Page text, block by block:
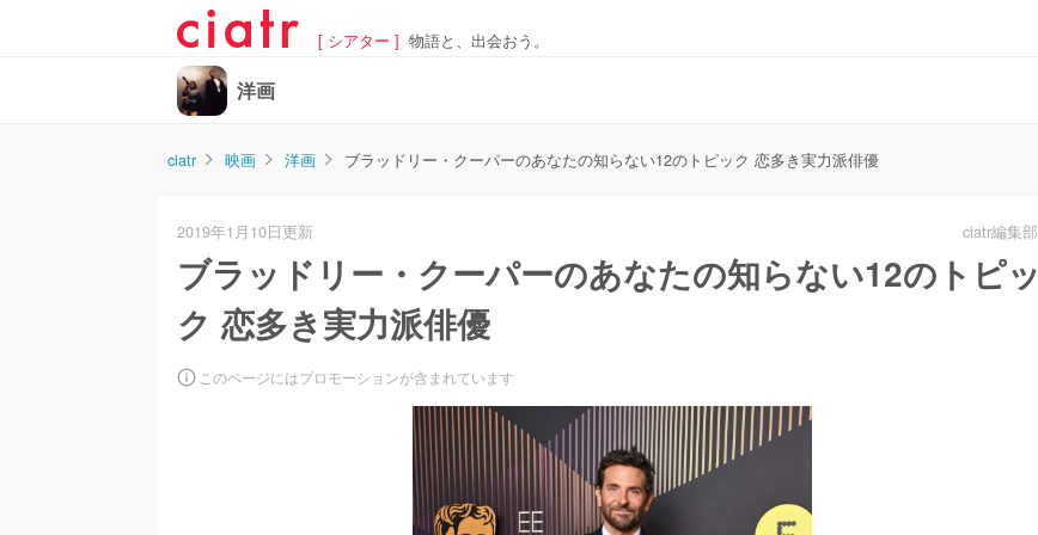
[ シアター ] 物語と、出会おう。
洋画
ciatr 映画 洋画 ブラッドリー・クーパーのあなたの知らない12のトピック 恋多き実力派俳優
2019年1月10日更新 ciatr編集部
ブラッドリー・クーパーのあなたの知らない12のトピッ
ク 恋多き実力派俳優
このページにはプロモーションが含まれています